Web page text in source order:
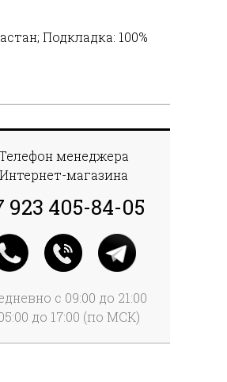
Подкладка: 100%
Телефон менеджера
Интернет-магазина
923 405-84-05
с 09:00 до 21:00
до 17:00 (по МСК)